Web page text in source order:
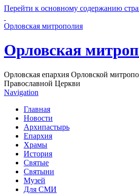
Перейти к основному содержанию
Орловская митрополия
Орловская
Орловская епархия Орловской
Православной Церкви
Navigation
Главная
Новости
Архипастырь
Епархия
Храмы
История
Святые
Святыни
Музей
Для СМИ